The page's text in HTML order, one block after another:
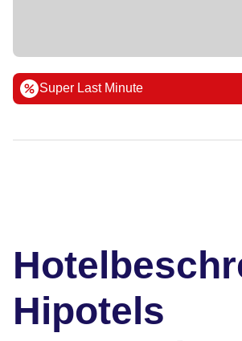
Super Last Minute
Hipotels